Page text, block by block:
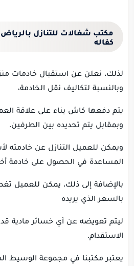
مكتب شغالات للتنازل
كفاله
لذلك، نعلن عن استقبال خادمات
وبالنسبة لتكاليف نقل الخادمة،
يتم دفعها كاش بناء على علاقة
وبمقابل يتم تحديده بين الطرفين.
ويمكن للعميل التنازل عن خادمته
المساعدة في الحصول على خادمة
بالإضافة إلى ذلك، يمكن للعميل
بالسعر الذي يريده
ليتم تعويضه عن أي خسائر مادية
الاستقدام.
يعتبر مكتبنا في مجموعة الوسيط